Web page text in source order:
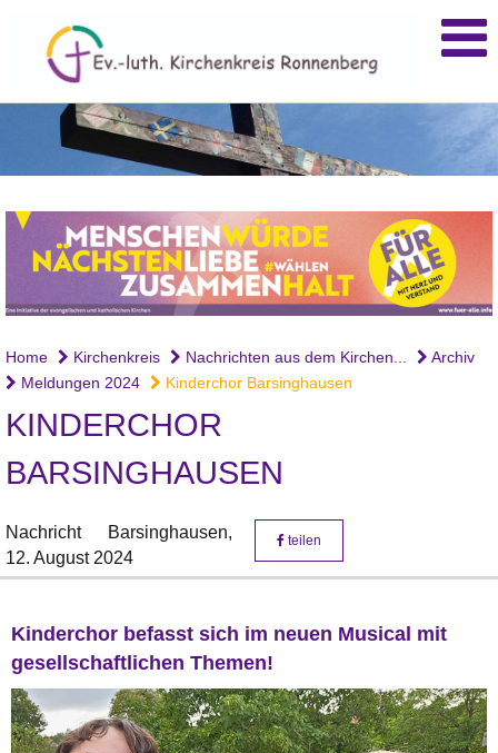
Home Kirchenkreis Nachrichten aus dem Kirchen...
Archiv
Meldungen 2024
Kinderchor Barsinghausen
KINDERCHOR
BARSINGHAUSEN
Nachricht
Barsinghausen,
12. August 2024
teilen
Kinderchor befasst sich im neuen Musical mit
gesellschaftlichen Themen!